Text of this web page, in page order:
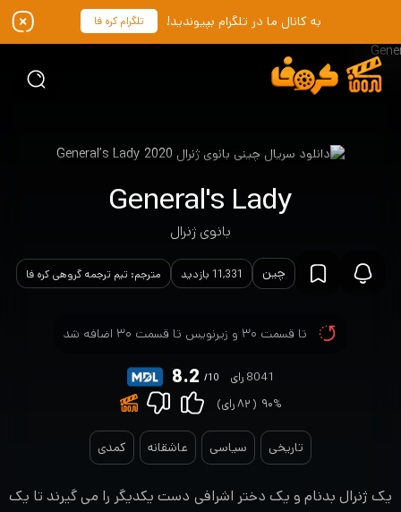
به کانال ما در تلگرام بپیوندید! تلگرام کره فا
General's Lady
بانوی ژنرال
چین 11,331 بازدید مترجم: تیم ترجمه گروهی کره فا
تا قسمت ۳۰ و زیرنویس تا قسمت ۳۰ اضافه شد
8.2 /10
8041 رای
۹۰% ( ۸۲رای)
تاریخی سیاسی عاشقانه کمدی
یک ژنرال بدنام و یک دختر اشرافی دست یکدیگر را می گیرند تا یک